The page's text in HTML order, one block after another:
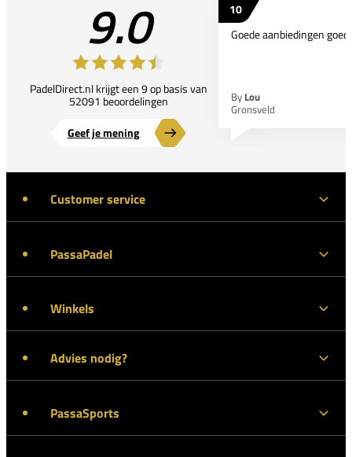
9.0
PadelDirect.nl krijgt een 9 op basis van
52091 beoordelingen
Geef je mening
10
Goede aanbiedingen
By Lou
Gronsveld
Customer service
PassaPadel
Winkels
Advies nodig?
PassaSports